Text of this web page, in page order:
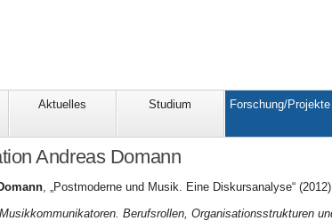
Aktuelles Studium Forschung/Projekte
Andreas Domann
, „Postmoderne und Musik. Eine Diskursanalyse“
Musikkommunikatoren. Berufsrollen, Organisationsstrukturen